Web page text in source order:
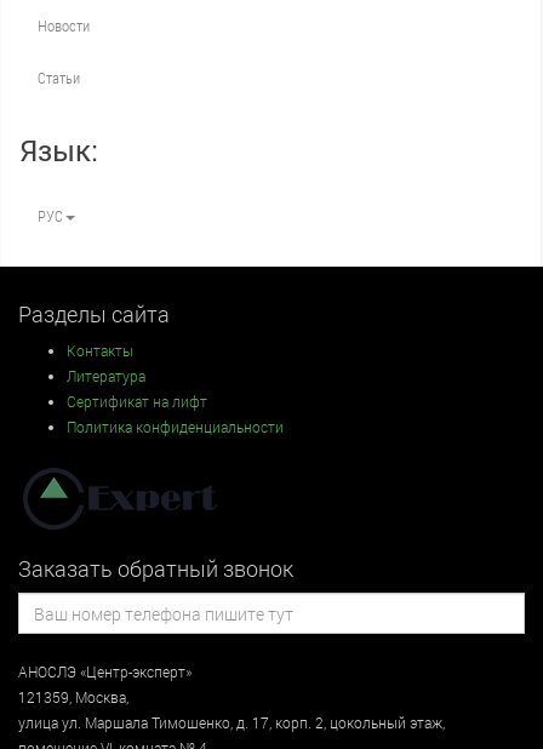
Новости
Статьи
Язык:
РУС
Разделы сайта
Контакты
Литература
Сертификат на лифт
Политика конфиденциальности
Заказать обратный звонок
АНОСЛЭ «Центр-эксперт»
121359, Москва,
улицаул. Маршала Тимошенко, д. 17, корп. 2, цокольный этаж,